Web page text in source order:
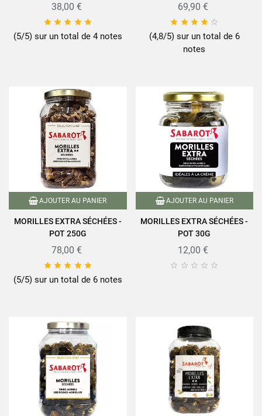
38,00 €
    
(5/5) sur un total de 4 notes
69,90 €
    
(4,8/5) sur un total de 6
notes
AJOUTER AU PANIER
MORILLES EXTRA SÉCHÉES -
POT 250G
78,00 €
    
(5/5) sur un total de 6 notes
AJOUTER AU PANIER
MORILLES EXTRA SÉCHÉES -
POT 30G
12,00 €
    